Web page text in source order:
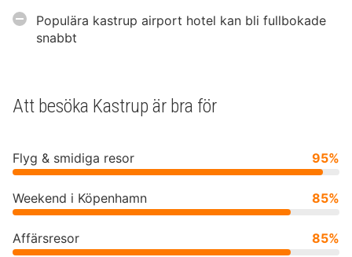
Populära kastrup airport hotel kan bli fullbokade
snabbt
Att besöka Kastrup är bra för
Flyg & smidiga resor 95%
Weekend i Köpenhamn 85%
Affärsresor 85%